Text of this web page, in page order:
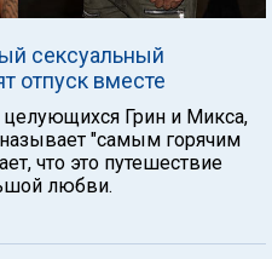
сексуальный
отпуск вместе
Грин и Микса,
"самым горячим
что это путешествие
любви.